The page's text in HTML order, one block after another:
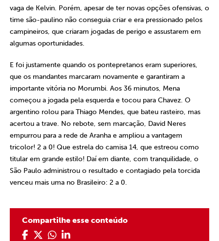
vaga de Kelvin. Porém, apesar de ter novas opções ofensivas, o
time são-paulino não conseguia criar e era pressionado pelos
campineiros, que criaram jogadas de perigo e assustarem em
algumas oportunidades.
E foi justamente quando os pontepretanos eram superiores,
que os mandantes marcaram novamente e garantiram a
importante vitória no Morumbi. Aos 36 minutos, Mena
começou a jogada pela esquerda e tocou para Chavez. O
argentino rolou para Thiago Mendes, que bateu rasteiro, mas
acertou a trave. No rebote, sem marcação, David Neres
empurrou para a rede de Aranha e ampliou a vantagem
tricolor! 2 a 0! Que estrela do camisa 14, que estreou como
titular em grande estilo! Daí em diante, com tranquilidade, o
São Paulo administrou o resultado e contagiado pela torcida
venceu mais uma no Brasileiro: 2 a 0.
Compartilhe esse conteúdo